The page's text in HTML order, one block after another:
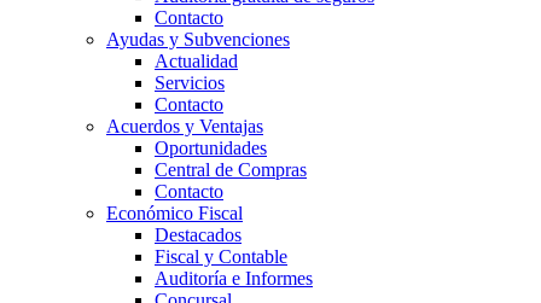
Contacto
Ayudas y Subvenciones
Actualidad
Servicios
Contacto
Acuerdos y Ventajas
Oportunidades
Central de Compras
Contacto
Económico Fiscal
Destacados
Fiscal y Contable
Auditoría e Informes